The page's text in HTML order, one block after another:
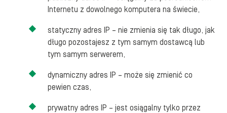
Internetu z dowolnego komputera na świecie,
statyczny adres IP – nie zmienia się tak długo, jak
długo pozostajesz z tym samym dostawcą lub
tym samym serwerem,
dynamiczny adres IP – może się zmienić co
pewien czas,
prywatny adres IP – jest osiągalny tylko przez